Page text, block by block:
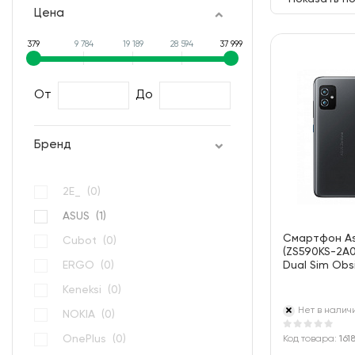
Цена
379 9 784 19 189 28 594 37 999
От До
Бренд
2E_ (0)
ASUS (1 )
Cubot (0)
ERGO (0)
Keneksi (0)
NOKIA (0)
OnePlus (0)
Смартфон
(ZS590KS-
Dual Sim
Нет в
Код товара: